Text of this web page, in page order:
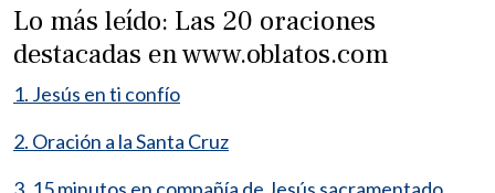
Lo más leído: Las 20 oraciones
destacadas en www.oblatos.com
1. Jesús en ti confío
2. Oración a la Santa Cruz
3. 15 minutos en compañía de Jesús sacramentado